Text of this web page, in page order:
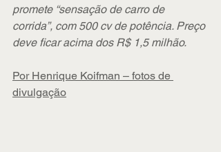
promete “sensação de carro de
corrida”, com 500 cv de potência. Preço
deve ficar acima dos R$ 1,5 milhão.
Por Henrique Koifman – fotos de
divulgação